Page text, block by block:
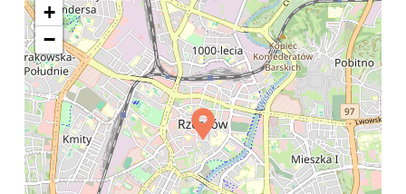
+
−